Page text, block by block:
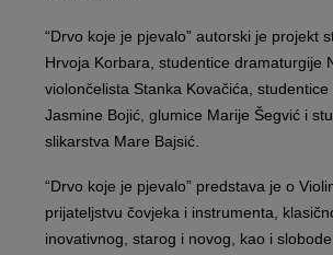
“Drvo koje je pjevalo” autorski je projekt
Hrvoja Korbara, studentice dramaturgije
violončelista Stanka Kovačića, studentice
Jasmine Bojić, glumice Marije Šegvić i
slikarstva Mare Bajsić.
“Drvo koje je pjevalo” predstava je o
prijateljstvu čovjeka i instrumenta,
inovativnog, starog i novog, kao i